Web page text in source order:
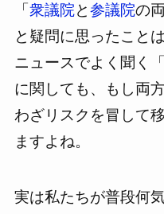
「 衆議院と参議院の
と疑問に思ったこと
ニュースでよく聞く
に関しても、もし両
わざリスクを冒して
ますよね。
実は私たちが普段何